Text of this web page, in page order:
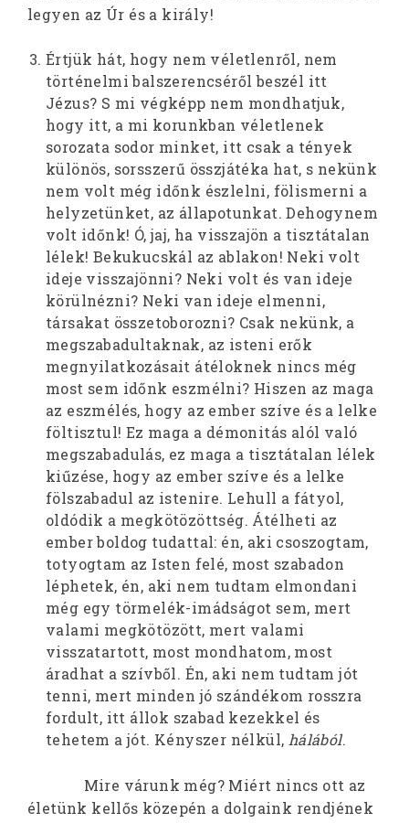
legyen az Úr és a király!
Értjük hát, hogy nem véletlenről, nem
történelmi balszerencséről beszél itt
Jézus? S mi végképp nem mondhatjuk,
hogy itt, a mi korunkban véletlenek
sorozata sodor minket, itt csak a tények
különös, sorsszerű összjátéka hat, s nekünk
nem volt még időnk észlelni, fölismerni a
helyzetünket, az állapotunkat. Dehogynem
volt időnk! Ó, jaj, ha visszajön a tisztátalan
lélek! Bekukucskál az ablakon! Neki volt
ideje visszajönni? Neki volt és van ideje
körülnézni? Neki van ideje elmenni,
társakat összetoborozni? Csak nekünk, a
megszabadultaknak, az isteni erők
megnyilatkozásait átéloknek nincs még
most sem időnk eszmélni? Hiszen az maga
az eszmélés, hogy az ember szíve és a lelke
föltisztul! Ez maga a démonitás alól való
megszabadulás, ez maga a tisztátalan lélek
kiűzése, hogy az ember szíve és a lelke
fölszabadul az istenire. Lehull a fátyol,
oldódik a megkötözöttség. Átélheti az
ember boldog tudattal: én, aki csoszogtam,
totyogtam az Isten felé, most szabadon
léphetek, én, aki nem tudtam elmondani
még egy törmelék-imádságot sem, mert
valami megkötözött, mert valami
visszatartott, most mondhatom, most
áradhat a szívből. Én, aki nem tudtam jót
tenni, mert minden jó szándékom rosszra
fordult, itt állok szabad kezekkel és
tehetem a jót. Kényszer nélkül, hálából.
Mire várunk még? Miért nincs ott az
életünk kellős közepén a dolgaink rendjének